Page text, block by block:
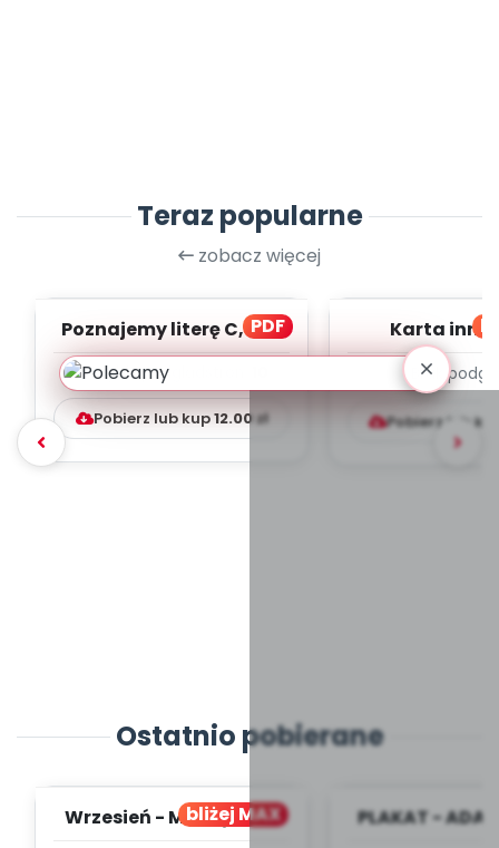
Teraz popularne
zobacz więcej
PDF
Poznajemy literę C, cz. 1
(PD)
Szybki podgląd
Pobierz lub kup12.00 zł
Karta
Brak
Pobierz lub
Ostatnio pobierane
bliżej MAX
Wrzesień - MIESIĘCZNY
PLAKAT -